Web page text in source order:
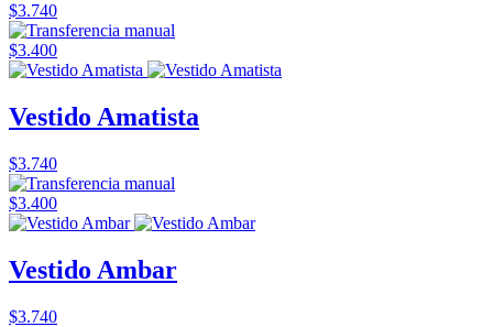
$3.740
$3.400
Vestido Amatista
$3.740
$3.400
Vestido Ambar
$3.740